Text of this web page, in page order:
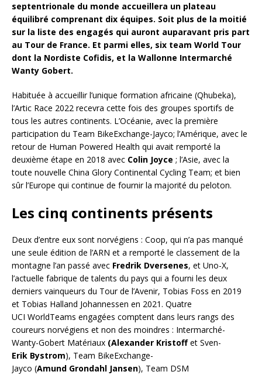
septentrionale du monde accueillera un plateau
équilibré comprenant dix équipes. Soit plus de la moitié
sur la liste des engagés qui auront auparavant pris part
au Tour de France. Et parmi elles, six team World Tour
dont la Nordiste Cofidis, et la Wallonne Intermarché
Wanty Gobert.
Habituée à accueillir l’unique formation africaine (Qhubeka),
l’Artic Race 2022 recevra cette fois des groupes sportifs de
tous les autres continents. L’Océanie, avec la première
participation du Team BikeExchange-Jayco; l’Amérique, avec le
retour de Human Powered Health qui avait remporté la
deuxième étape en 2018 avec Colin Joyce ; l’Asie, avec la
toute nouvelle China Glory Continental Cycling Team; et bien
sûr l’Europe qui continue de fournir la majorité du peloton.
Les cinq continents présents
Deux d’entre eux sont norvégiens : Coop, qui n’a pas manqué
une seule édition de l’ARN et a remporté le classement de la
montagne l’an passé avec Fredrik Dversenes, et Uno-X,
l’actuelle fabrique de talents du pays qui a fourni les deux
derniers vainqueurs du Tour de l’Avenir, Tobias Foss en 2019
et Tobias Halland Johannessen en 2021. Quatre
UCI WorldTeams engagées comptent dans leurs rangs des
coureurs norvégiens et non des moindres : Intermarché-
Wanty-Gobert Matériaux (Alexander Kristoffet Sven-
Erik Bystrom), Team BikeExchange-
Jayco (Amund Grondahl Jansen), Team DSM